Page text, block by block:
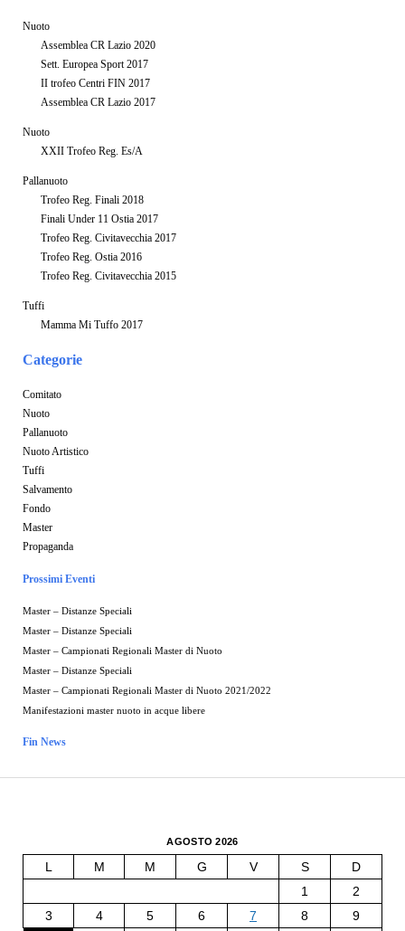
Nuoto
Assemblea CR Lazio 2020
Sett. Europea Sport 2017
II trofeo Centri FIN 2017
Assemblea CR Lazio 2017
Nuoto
XXII Trofeo Reg. Es/A
Pallanuoto
Trofeo Reg. Finali 2018
Finali Under 11 Ostia 2017
Trofeo Reg. Civitavecchia 2017
Trofeo Reg. Ostia 2016
Trofeo Reg. Civitavecchia 2015
Tuffi
Mamma Mi Tuffo 2017
Categorie
Comitato
Nuoto
Pallanuoto
Nuoto Artistico
Tuffi
Salvamento
Fondo
Master
Propaganda
Prossimi Eventi
Master – Distanze Speciali
Master – Distanze Speciali
Master – Campionati Regionali Master di Nuoto
Master – Distanze Speciali
Master – Campionati Regionali Master di Nuoto 2021/2022
Manifestazioni master nuoto in acque libere
Fin News
AGOSTO 2026
L M M G V S
D
1
2
3
4 5 6 7 8
9